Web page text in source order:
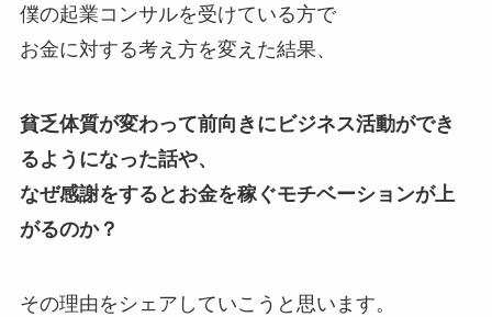
僕の起業コンサルを受けている方で
お金に対する考え方を変えた結果、
貧乏体質が変わって前向きにビジネス活動ができ
るようになった話や、
なぜ感謝をするとお金を稼ぐモチベーションが上
がるのか？
その理由をシェアしていこうと思います。